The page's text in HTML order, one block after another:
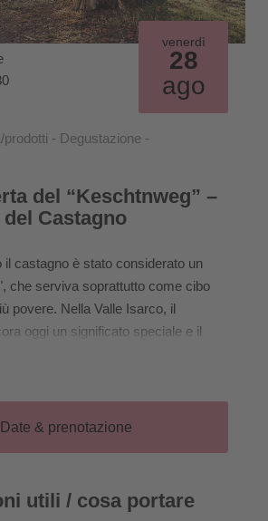
venerdì
28
ago
- Degustazione -
del “Keschtnweg” –
Castagno
il castagno è stato considerato un
che serviva soprattutto come cibo
povere. Nella Valle Isarco, il
oggi un significato speciale e il
parte dall’Abbazia di Novacella e si
Bressanone. La nostra
a Chiusa e ci porta al monastero di
Huber (non incluso) prima di visitare il
(biglietto da acquistare in loco a €
Date & prenotazione
utili / cosa portare